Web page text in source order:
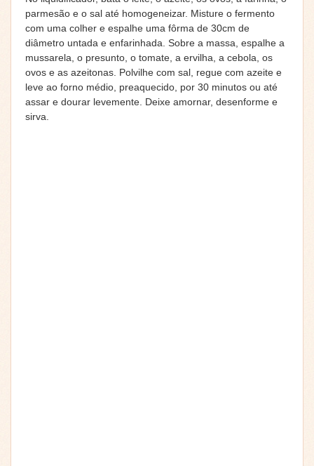
parmesão e o sal até homogeneizar. Misture o fermento
com uma colher e espalhe uma fôrma de 30cm de
diâmetro untada e enfarinhada. Sobre a massa, espalhe a
mussarela, o presunto, o tomate, a ervilha, a cebola, os
ovos e as azeitonas. Polvilhe com sal, regue com azeite e
leve ao forno médio, preaquecido, por 30 minutos ou até
assar e dourar levemente. Deixe amornar, desenforme e
sirva.